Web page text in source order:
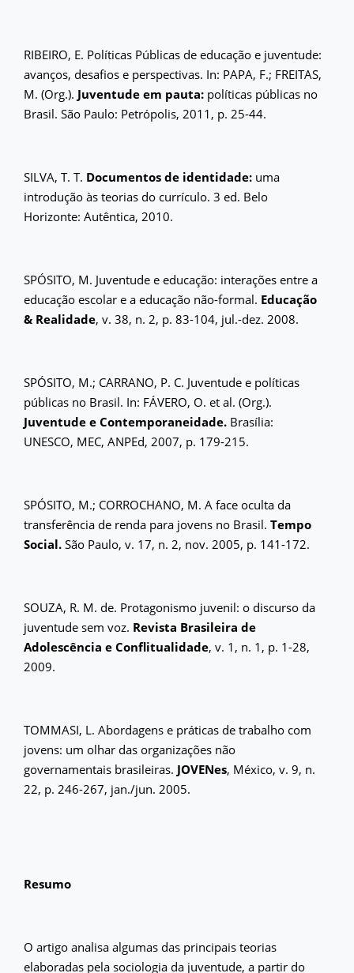
RIBEIRO, E. Políticas Públicas de educação e juventude:
avanços, desafios e perspectivas. In: PAPA, F.; FREITAS,
M. (Org.). Juventude em pauta: políticas públicas no
Brasil. São Paulo: Petrópolis, 2011, p. 25-44.
SILVA, T. T. Documentos de identidade: uma
introdução às teorias do currículo. 3 ed. Belo
Horizonte: Autêntica, 2010.
SPÓSITO, M. Juventude e educação: interações entre a
educação escolar e a educação não-formal. Educação
& Realidade, v. 38, n. 2, p. 83-104, jul.-dez. 2008.
SPÓSITO, M.; CARRANO, P. C. Juventude e políticas
públicas no Brasil. In: FÁVERO, O. et al. (Org.).
Juventude e Contemporaneidade. Brasília:
UNESCO, MEC, ANPEd, 2007, p. 179-215.
SPÓSITO, M.; CORROCHANO, M. A face oculta da
transferência de renda para jovens no Brasil. Tempo
Social. São Paulo, v. 17, n. 2, nov. 2005, p. 141-172.
SOUZA, R. M. de. Protagonismo juvenil: o discurso da
juventude sem voz. Revista Brasileira de
Adolescência e Conflitualidade, v. 1, n. 1, p. 1-28,
2009.
TOMMASI, L. Abordagens e práticas de trabalho com
jovens: um olhar das organizações não
governamentais brasileiras. JOVENes, México, v. 9, n.
22, p. 246-267, jan./jun. 2005.
Resumo
O artigo analisa algumas das principais teorias
elaboradas pela sociologia da juventude, a partir do